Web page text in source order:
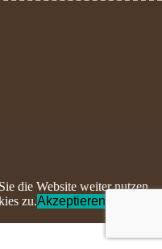
die Website weiter nutzen,
zu.Akzeptieren